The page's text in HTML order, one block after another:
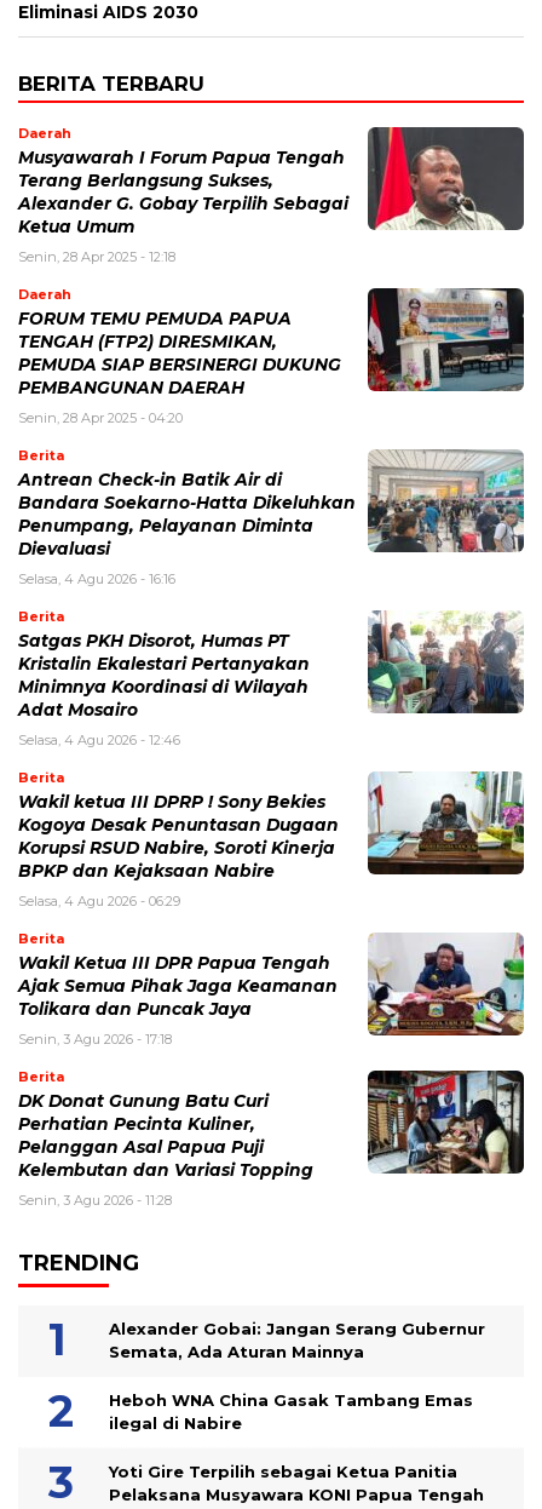
Eliminasi AIDS 2030
BERITA TERBARU
Daerah
Musyawarah I Forum Papua Tengah
Terang Berlangsung Sukses,
Alexander G. Gobay Terpilih Sebagai
Ketua Umum
Senin, 28 Apr 2025 - 12:18
Daerah
FORUM TEMU PEMUDA PAPUA
TENGAH (FTP2) DIRESMIKAN,
PEMUDA SIAP BERSINERGI DUKUNG
PEMBANGUNAN DAERAH
Senin, 28 Apr 2025 - 04:20
Berita
Antrean Check-in Batik Air di
Bandara Soekarno-Hatta Dikeluhkan
Penumpang, Pelayanan Diminta
Dievaluasi
Selasa, 4 Agu 2026 - 16:16
Berita
Satgas PKH Disorot, Humas PT
Kristalin Ekalestari Pertanyakan
Minimnya Koordinasi di Wilayah
Adat Mosairo
Selasa, 4 Agu 2026 - 12:46
Berita
Wakil ketua III DPRP ! Sony Bekies
Kogoya Desak Penuntasan Dugaan
Korupsi RSUD Nabire, Soroti Kinerja
BPKP dan Kejaksaan Nabire
Selasa, 4 Agu 2026 - 06:29
Berita
Wakil Ketua III DPR Papua Tengah
Ajak Semua Pihak Jaga Keamanan
Tolikara dan Puncak Jaya
Senin, 3 Agu 2026 - 17:18
Berita
DK Donat Gunung Batu Curi
Perhatian Pecinta Kuliner,
Pelanggan Asal Papua Puji
Kelembutan dan Variasi Topping
Senin, 3 Agu 2026 - 11:28
TRENDING
Alexander Gobai: Jangan Serang Gubernur
Semata, Ada Aturan Mainnya
Heboh WNA China Gasak Tambang Emas
ilegal di Nabire
Yoti Gire Terpilih sebagai Ketua Panitia
Pelaksana Musyawara KONI Papua Tengah